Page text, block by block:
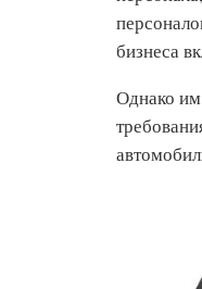
бизнеса
Однако им